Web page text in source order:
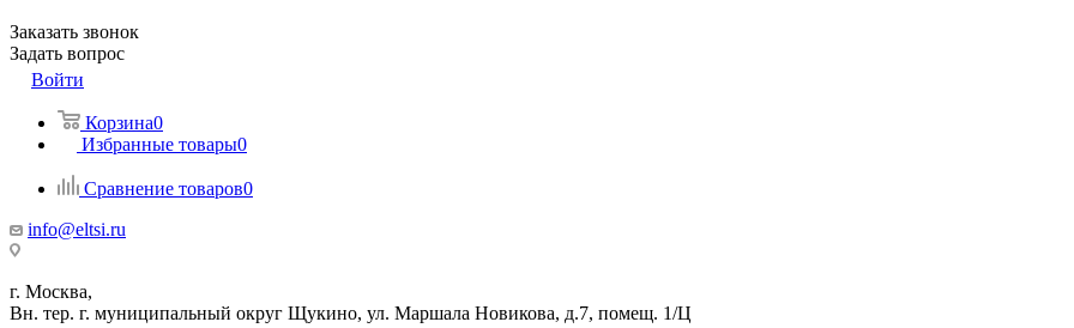
Заказать звонок
Задать вопрос
Войти
Корзина0
Избранные товары0
Сравнение товаров0
info@eltsi.ru
г. Москва,
Вн. тер. г. муниципальный округ Щукино, ул. Маршала Новикова, д.7, помещ. 1/Ц